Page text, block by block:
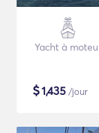
Yacht à
$1,435 /jour